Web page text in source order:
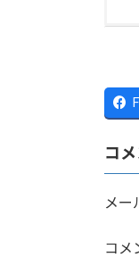
コ
メー
コメ